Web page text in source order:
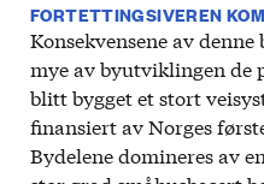
FORTETTINGSIVEREN
Konsekvensene av
mye av byutviklingen de
blitt bygget et stort
finansiert av Norges
Bydelene domineres av